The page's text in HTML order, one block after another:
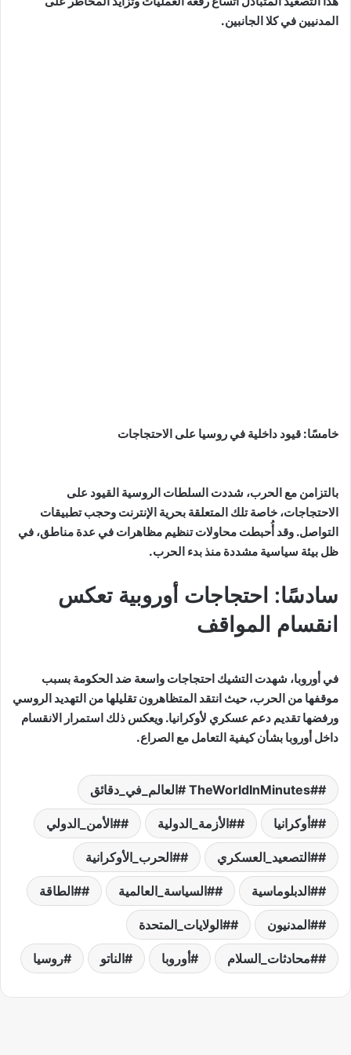
المدنيين في كلا الجانبين.
خامسًا: قيود داخلية في روسيا على الاحتجاجات
بالتزامن مع الحرب، شددت السلطات الروسية القيود على
الاحتجاجات، خاصة تلك المتعلقة بحرية الإنترنت وحجب تطبيقات
التواصل. وقد أُحبطت محاولات تنظيم مظاهرات في عدة مناطق، في
ظل بيئة سياسية مشددة منذ بدء الحرب.
سادسًا: احتجاجات أوروبية تعكس
انقسام المواقف
في أوروبا، شهدت التشيك احتجاجات واسعة ضد الحكومة بسبب
موقفها من الحرب، حيث انتقد المتظاهرون تقليلها من التهديد الروسي
ورفضها تقديم دعم عسكري لأوكرانيا. ويعكس ذلك استمرار الانقسام
داخل أوروبا بشأن كيفية التعامل مع الصراع.
#TheWorldInMinutes #العالم_في_دقائق
#أوكرانيا #الأزمة_الدولية #الأمن_الدولي
#التصعيد_العسكري #الحرب_الأوكرانية
#الدبلوماسية #السياسة_العالمية #الطاقة
#المدنيون #الولايات_المتحدة
#محادثات_السلام أوروبا الناتو روسيا